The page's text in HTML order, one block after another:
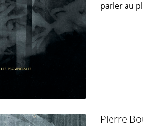
parler au
Pierre